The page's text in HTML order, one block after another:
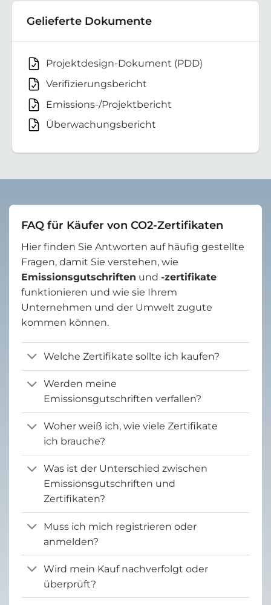
Gelieferte Dokumente
Projektdesign-Dokument (PDD)
Verifizierungsbericht
Emissions-/Projektbericht
Überwachungsbericht
FAQ für Käufer von CO2-Zertifikaten
Hier finden Sie Antworten auf häufig gestellte
Fragen, damit Sie verstehen, wie
Emissionsgutschriften und -zertifikate
funktionieren und wie sie Ihrem
Unternehmen und der Umwelt zugute
kommen können.
Welche Zertifikate sollte ich kaufen?
Werden meine
Emissionsgutschriften verfallen?
Woher weiß ich, wie viele Zertifikate
ich brauche?
Was ist der Unterschied zwischen
Emissionsgutschriften und
Zertifikaten?
Muss ich mich registrieren oder
anmelden?
Wird mein Kauf nachverfolgt oder
überprüft?